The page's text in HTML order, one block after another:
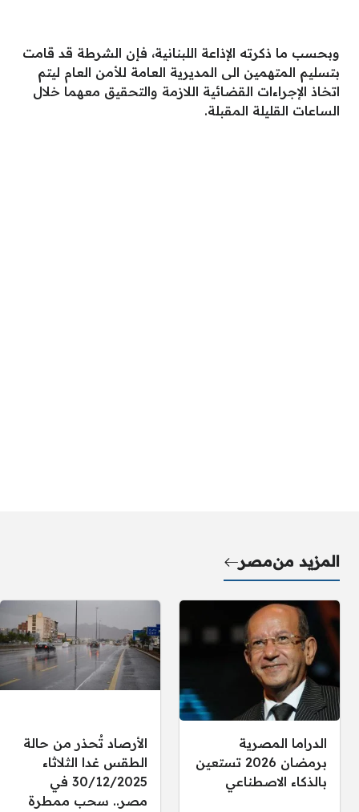
وبحسب ما ذكرته الإذاعة اللبنانية، فإن الشرطة قد قامت
بتسليم المتهمين الى المديرية العامة للأمن العام ليتم
اتخاذ الإجراءات القضائية اللازمة والتحقيق معهما خلال
الساعات القليلة المقبلة.
المزيد منمصر
الدراما المصرية
برمضان 2026 تستعين
بالذكاء الاصطناعي
الأرصاد تُحذر من حالة
الطقس غدا الثلاثاء
30/12/2025 في
مصر.. سحب ممطرة